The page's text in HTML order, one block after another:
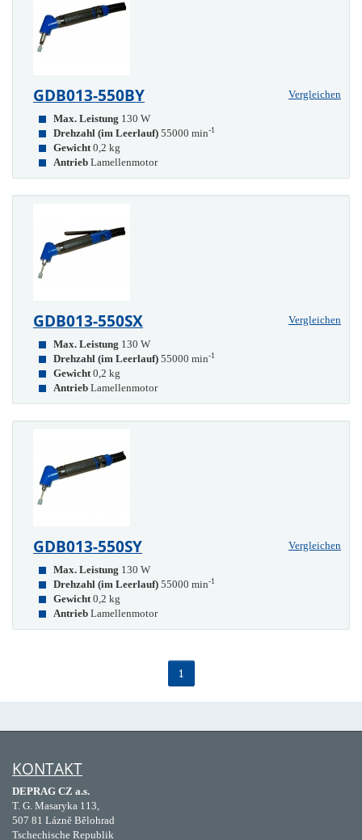
GDB013-550BY
Vergleichen
Max. Leistung 130 W
Drehzahl (im Leerlauf) 55000 min-1
Gewicht 0,2 kg
Antrieb Lamellenmotor
GDB013-550SX
Vergleichen
Max. Leistung 130 W
Drehzahl (im Leerlauf) 55000 min-1
Gewicht 0,2 kg
Antrieb Lamellenmotor
GDB013-550SY
Vergleichen
Max. Leistung 130 W
Drehzahl (im Leerlauf) 55000 min-1
Gewicht 0,2 kg
Antrieb Lamellenmotor
1
KONTAKT
DEPRAG CZ a.s.
T. G. Masaryka 113,
507 81 Lázně Bělohrad
Tschechische Republik